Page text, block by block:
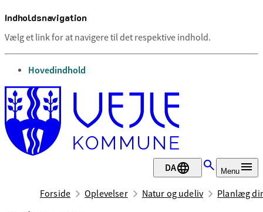
Indholdsnavigation
Vælg et link for at navigere til det respektive indhold.
gå til
Hovedindhold
DA Menu
Forside Oplevelser Natur og udeliv Planlæg